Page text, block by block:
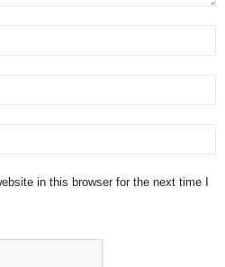
in this browser for the next time I